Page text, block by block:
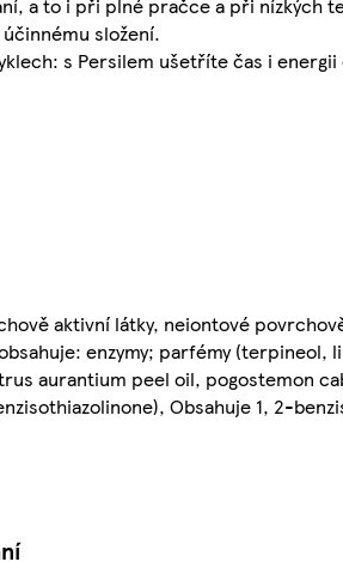
složení.
s Persilem ušetříte čas i energii
aktivní látky, neiontové
enzymy; parfémy (terpineol,
aurantium peel oil, pogostemon
Obsahuje 1, 2-